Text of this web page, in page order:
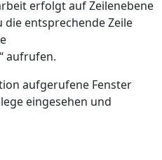
erfolgt auf Zeilenebene
entsprechende Zeile
aufrufen.
aufgerufene Fenster
eingesehen und